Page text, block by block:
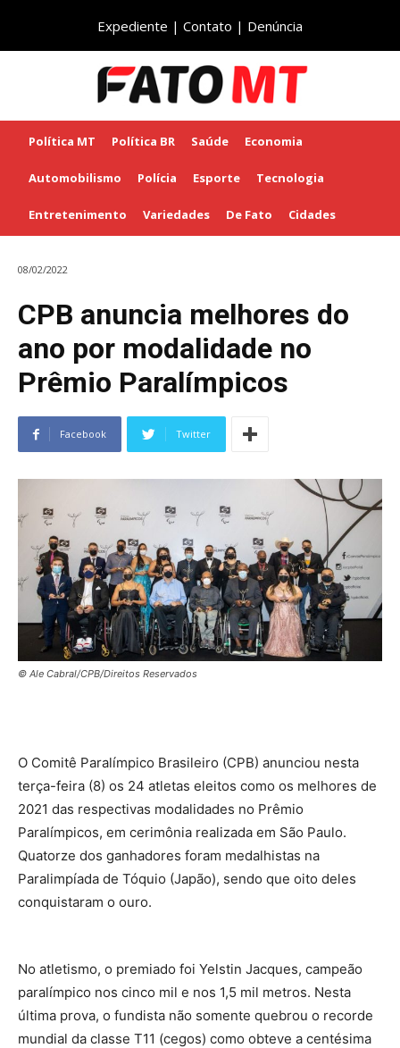
Expediente | Contato | Denúncia
Política MT Política BR Saúde Economia
Automobilismo Polícia Esporte Tecnologia
Entretenimento Variedades De Fato Cidades
08/02/2022
CPB anuncia melhores do
ano por modalidade no
Prêmio Paralímpicos
Facebook Twitter
© Ale Cabral/CPB/Direitos Reservados
O Comitê Paralímpico Brasileiro (CPB) anunciou nesta
terça-feira (8) os 24 atletas eleitos como os melhores de
2021 das respectivas modalidades no Prêmio
Paralímpicos, em cerimônia realizada em São Paulo.
Quatorze dos ganhadores foram medalhistas na
Paralimpíada de Tóquio (Japão), sendo que oito deles
conquistaram o ouro.
No atletismo, o premiado foi Yelstin Jacques, campeão
paralímpico nos cinco mil e nos 1,5 mil metros. Nesta
última prova, o fundista não somente quebrou o recorde
mundial da classe T11 (cegos) como obteve a centésima